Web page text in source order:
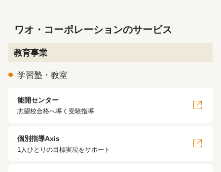
ワオ・コーポレーションのサービス
教育事業
学習塾・教室
能開センター
志望校合格へ導く受験指導
個別指導Axis
1人ひとりの目標実現をサポート